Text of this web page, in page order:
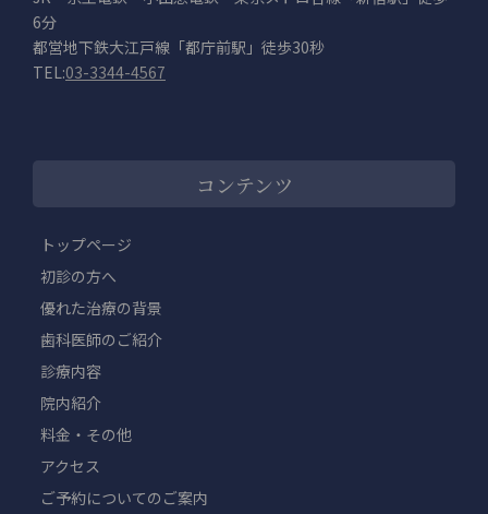
6分
都営地下鉄大江戸線「都庁前駅」徒歩30秒
TEL:03-3344-4567
コンテンツ
トップページ
初診の方へ
優れた治療の背景
歯科医師のご紹介
診療内容
院内紹介
料金・その他
アクセス
ご予約についてのご案内